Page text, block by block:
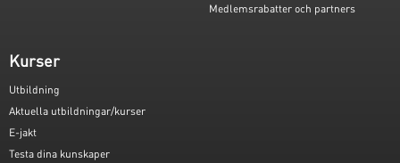
Medlemsrabatter och partners
Kurser
Utbildning
Aktuella utbildningar/kurser
E-jakt
Testa dina kunskaper